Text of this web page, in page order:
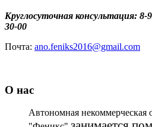
Круглосуточная консультация: 8-
30-00
Почта: ano.feniks2016@gmail.com
О нас
Автономная некоммерческая